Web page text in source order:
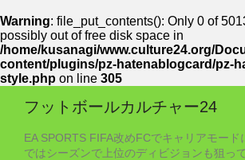
Warning: file_put_contents(): Only 0 of
possibly out of free disk space in
/home/kusanagi/www.culture24.org/
content/plugins/pz-hatenablogcard/pz-
style.php on line 305
フットボールカルチャー24
EA SPORTS FIFA改めFCでキャリアモード
ではシーズンで上位のディビジョンも狙っ